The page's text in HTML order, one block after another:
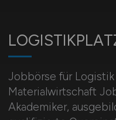
Jobbörse für
Materialwirtschaft
Akademiker,